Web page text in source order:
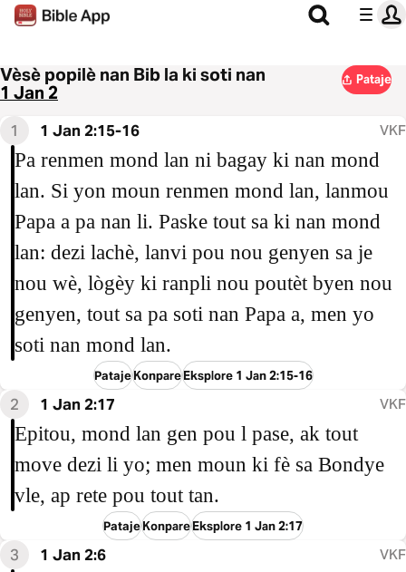
Vèsè popilè nan Bib la ki soti nan
1 Jan 2
Pataje
1 1 Jan 2:15-16 VKF
Pa renmen mond lan ni bagay ki nan mond
lan. Si yon moun renmen mond lan, lanmou
Papa a pa nan li. Paske tout sa ki nan mond
lan: dezi lachè, lanvi pou nou genyen sa je
nou wè, lògèy ki ranpli nou poutèt byen nou
genyen, tout sa pa soti nan Papa a, men yo
soti nan mond lan.
PatajeKonpareEksplore 1 Jan 2:15-16
2 1 Jan 2:17 VKF
Epitou, mond lan gen pou l pase, ak tout
move dezi li yo; men moun ki fè sa Bondye
vle, ap rete pou tout tan.
PatajeKonpareEksplore 1 Jan 2:17
3 1 Jan 2:6 VKF